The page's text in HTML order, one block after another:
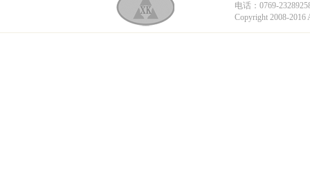
电话：0769-
Copyright 2008-2016